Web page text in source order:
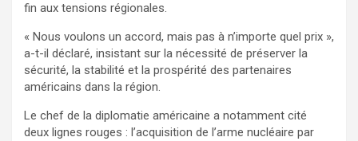
fin aux tensions régionales.
« Nous voulons un accord, mais pas à n’importe quel prix »,
a-t-il déclaré, insistant sur la nécessité de préserver la
sécurité, la stabilité et la prospérité des partenaires
américains dans la région.
Le chef de la diplomatie américaine a notamment cité
deux lignes rouges : l’acquisition de l’arme nucléaire par